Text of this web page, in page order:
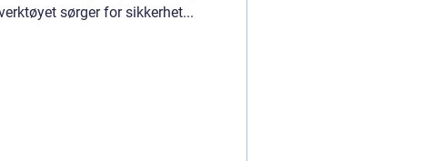
sørger for sikkerhet...